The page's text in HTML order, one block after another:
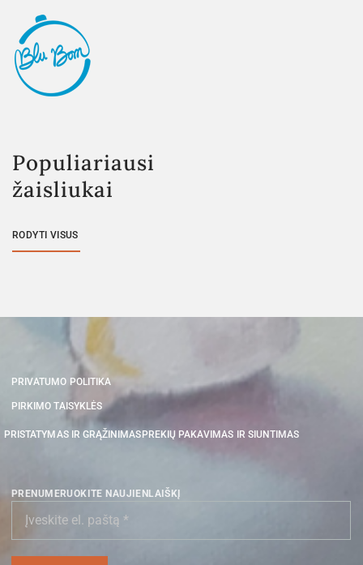
Populiariausi
žaisliukai
RODYTI VISUS
PRIVATUMO POLITIKA
PIRKIMO TAISYKLĖS
PRISTATYMAS IR GRĄŽINIMASPREKIŲ PAKAVIMAS IR SIUNTIMAS
PRENUMERUOKITE NAUJIENLAIŠKĮ